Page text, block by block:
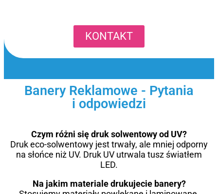
KONTAKT
Banery Reklamowe - Pytania
i odpowiedzi
Czym różni się druk solwentowy od UV?
Druk eco-solwentowy jest trwały, ale mniej odporny
na słońce niż UV. Druk UV utrwala tusz światłem
LED.
Na jakim materiale drukujecie banery?